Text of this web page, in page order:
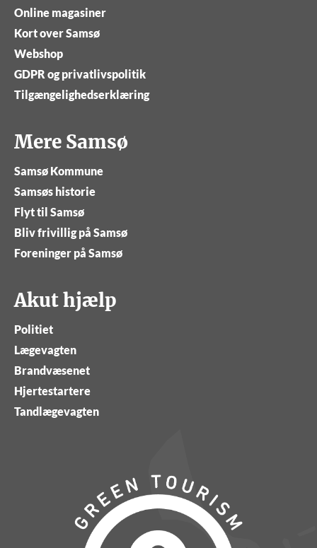
Online magasiner
Kort over Samsø
Webshop
GDPR og privatlivspolitik
Tilgængelighedserklæring
Mere Samsø
Samsø Kommune
Samsøs historie
Flyt til Samsø
Bliv frivillig på Samsø
Foreninger på Samsø
Akut hjælp
Politiet
Lægevagten
Brandvæsenet
Hjertestartere
Tandlægevagten